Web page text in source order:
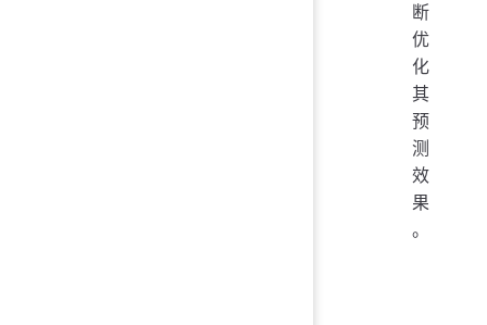
断
优
化
其
预
测
效
果
。